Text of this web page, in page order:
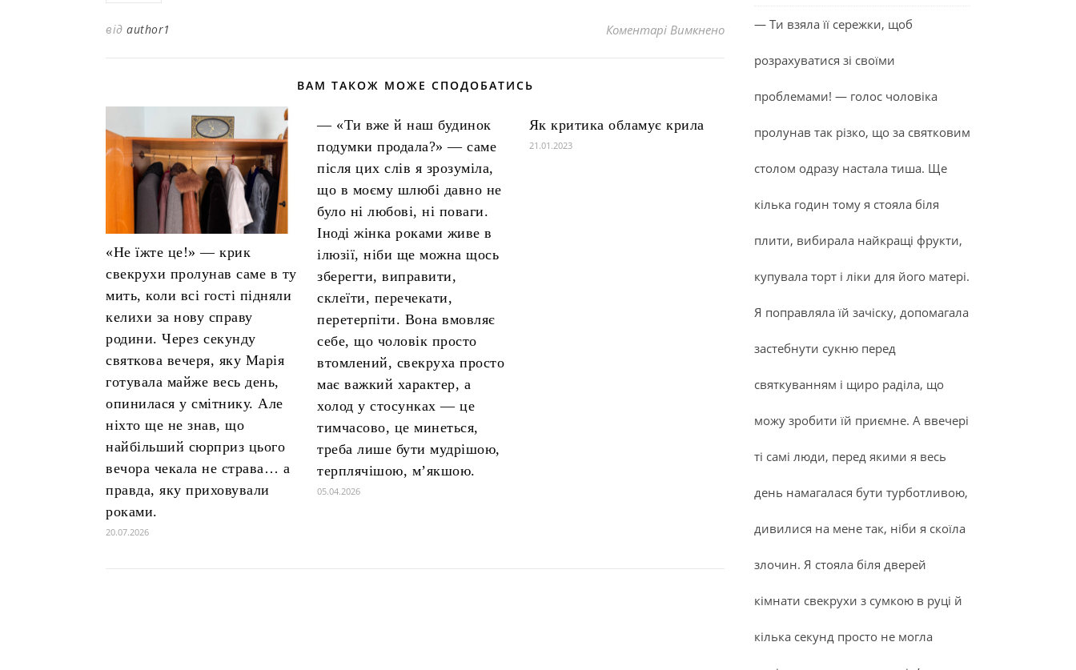
від author1 Коментарі Вимкненодо Знаєте, от не бачила я ще жодної щасливої в стосунках
ВАМ ТАКОЖ МОЖЕ СПОДОБАТИСЬ
«Не їжте це!» — крик
свекрухи пролунав саме в ту
мить, коли всі гості підняли
келихи за нову справу
родини. Через секунду
святкова вечеря, яку Марія
готувала майже весь день,
опинилася у смітнику. Але
ніхто ще не знав, що
найбільший сюрприз цього
вечора чекала не страва… а
правда, яку приховували
роками.
20.07.2026
— «Ти вже й наш будинок
подумки продала?» — саме
після цих слів я зрозуміла,
що в моєму шлюбі давно не
було ні любові, ні поваги.
Іноді жінка роками живе в
ілюзії, ніби ще можна щось
зберегти, виправити,
склеїти, перечекати,
перетерпіти. Вона вмовляє
себе, що чоловік просто
втомлений, свекруха просто
має важкий характер, а
холод у стосунках — це
тимчасово, це минеться,
треба лише бути мудрішою,
терплячішою, м’якшою.
05.04.2026
Як критика обламує крила
21.01.2023
— Ти взяла її сережки, щоб
розрахуватися зі своїми
проблемами! — голос чоловіка
пролунав так різко, що за святковим
столом одразу настала тиша. Ще
кілька годин тому я стояла біля
плити, вибирала найкращі фрукти,
купувала торт і ліки для його матері.
Я поправляла їй зачіску, допомагала
застебнути сукню перед
святкуванням і щиро раділа, що
можу зробити їй приємне. А ввечері
ті самі люди, перед якими я весь
день намагалася бути турботливою,
дивилися на мене так, ніби я скоїла
злочин. Я стояла біля дверей
кімнати свекрухи з сумкою в руці й
кілька секунд просто не могла